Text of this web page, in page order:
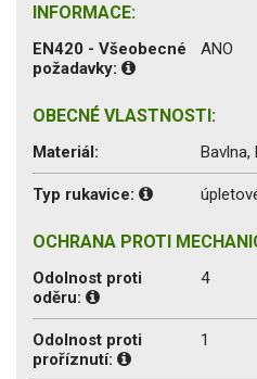
INFORMACE:
EN420 - Všeobecné
požadavky:
ANO
OBECNÉ VLASTNOSTI:
Materiál: Bavlna,
Typ rukavice:
OCHRANA PROTI
Odolnost proti
oděru:
4
Odolnost proti
proříznutí:
1